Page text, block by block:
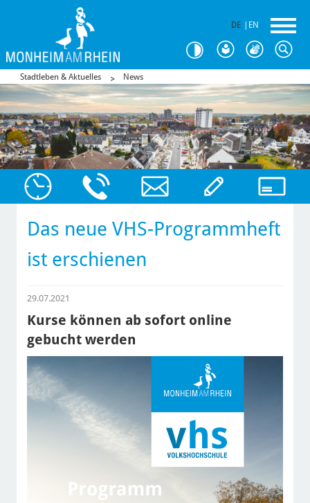
DE EN
Stadtleben & Aktuelles News
Das neue VHS-Programmheft
ist erschienen
29.07.2021
Kurse können ab sofort online
gebucht werden